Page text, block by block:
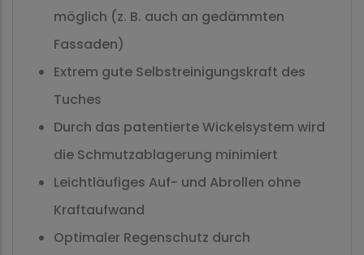
möglich (z. B. auch an gedämmten
Fassaden)
Extrem gute Selbstreinigungskraft des
Tuches
Durch das patentierte Wickelsystem wird
die Schmutzablagerung minimiert
Leichtläufiges Auf- und Abrollen ohne
Kraftaufwand
Optimaler Regenschutz durch